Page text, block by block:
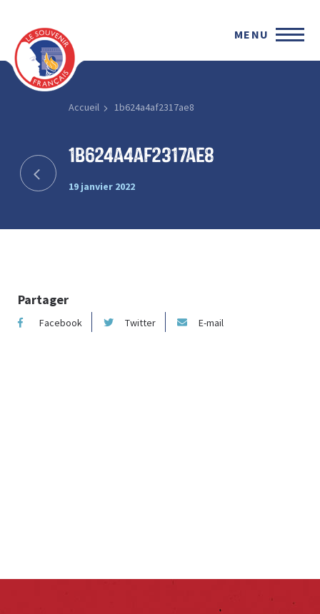
MENU
Accueil 1b624a4af2317ae8
1b624a4af2317ae8
19 janvier 2022
Partager
Facebook Twitter E-mail